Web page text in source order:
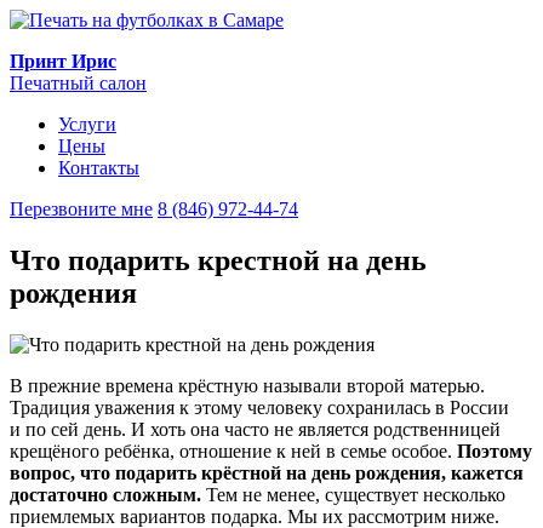
Принт Ирис
Печатный салон
Услуги
Цены
Контакты
Перезвоните мне 8 (846) 972-44-74
Что подарить крестной на день
рождения
В прежние времена крёстную называли второй матерью.
Традиция уважения к этому человеку сохранилась в России
и по сей день. И хоть она часто не является родственницей
крещёного ребёнка, отношение к ней в семье особое. Поэтому
вопрос, что подарить крёстной на день рождения, кажется
достаточно сложным. Тем не менее, существует несколько
приемлемых вариантов подарка. Мы их рассмотрим ниже.